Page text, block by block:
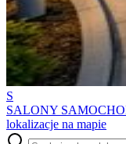
S
SALONY
lokalizacje na mapie